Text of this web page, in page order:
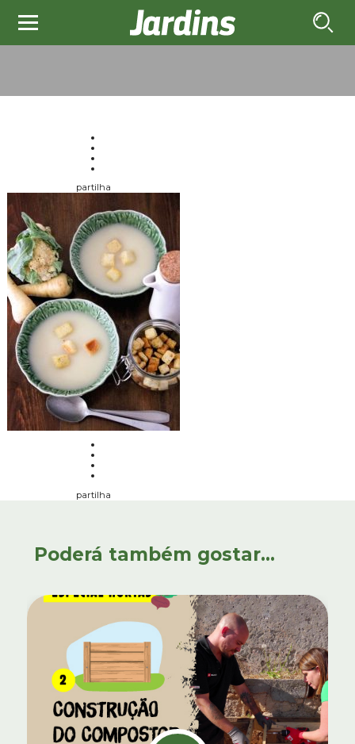
partilha
partilha
Poderá também gostar...